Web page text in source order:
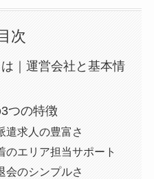
次
｜運営会社と基本情
つの特徴
遣求人の豊富さ
のエリア担当サポート
会のシンプルさ